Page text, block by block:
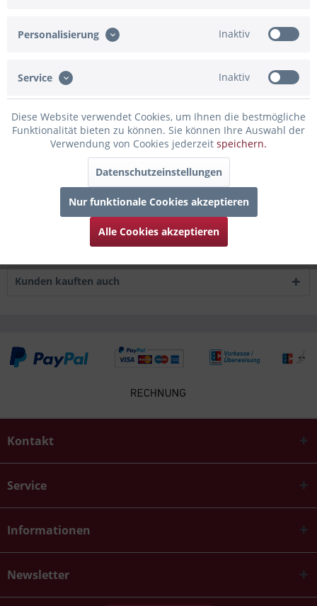
Artikel-Nr.: 80-3310170
Beschreibung
Bewertungen
0
Bewertungen lesen, schreiben und diskutieren...mehr
Infos zum Hersteller
Folgende Infos zum Hersteller sind verfübar......mehr
Kunden kauften auch
Kontakt
Service
Informationen
Newsletter
Personalisierung Inaktiv
Service Inaktiv
Diese Website verwendet Cookies, um Ihnen die bestmögliche
Funktionalität bieten zu können. Sie können Ihre Auswahl der
Verwendung von Cookies jederzeit speichern.
Datenschutzeinstellungen
Nur funktionale Cookies akzeptieren
Alle Cookies akzeptieren